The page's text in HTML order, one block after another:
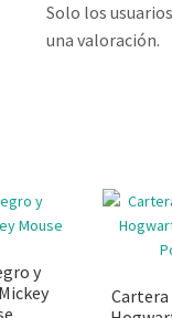
Solo los
una valoración.
y
Cartera